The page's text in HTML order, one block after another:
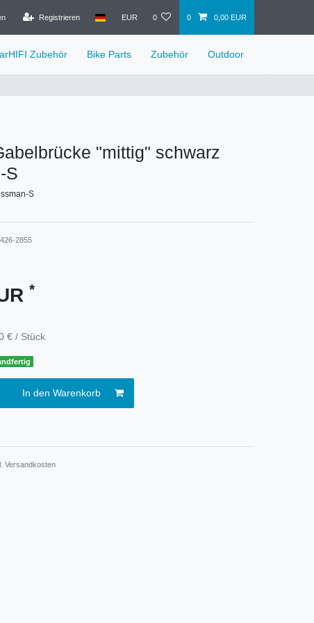
Registrieren EUR 0 0 0,00 EUR
Zubehör Bike Parts Zubehör Outdoor
"mittig" schwarz
S
S
2855
*
€ / Stück
In den Warenkorb
Versandkosten